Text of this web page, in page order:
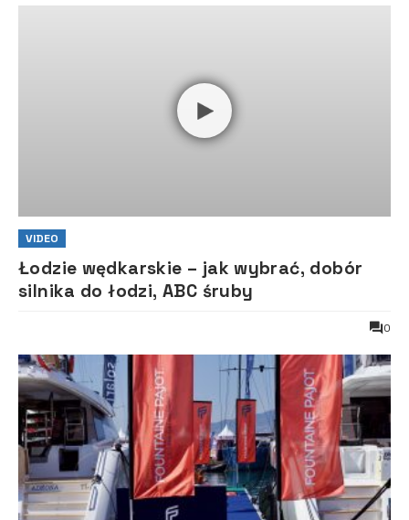
VIDEO
Łodzie wędkarskie – jak wybrać, dobór
silnika do łodzi, ABC śruby
0